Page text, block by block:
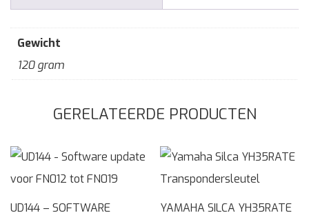
Gewicht
120 gram
GERELATEERDE PRODUCTEN
UD144 – SOFTWARE YAMAHA SILCA YH35RATE